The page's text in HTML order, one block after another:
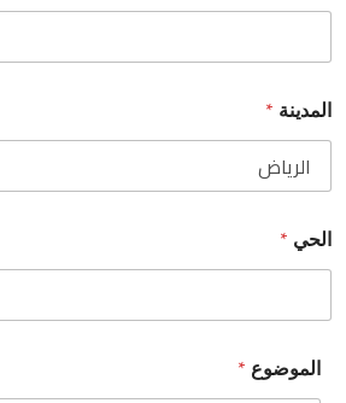
المدينة *
الحي *
الموضوع *